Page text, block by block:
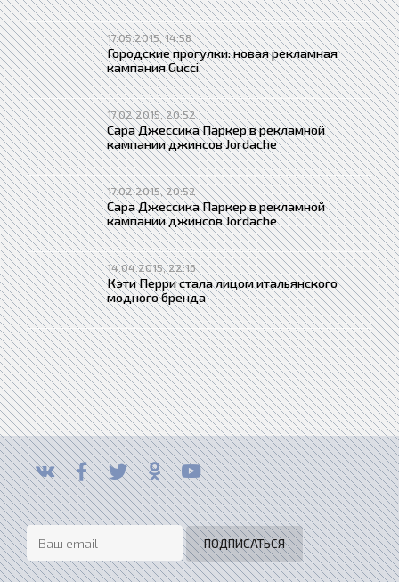
17.05.2015, 14:58
Городские прогулки: новая рекламная
кампания Gucci
17.02.2015, 20:52
Сара Джессика Паркер в рекламной
кампании джинсов Jordache
17.02.2015, 20:52
Сара Джессика Паркер в рекламной
кампании джинсов Jordache
14.04.2015, 22:16
Кэти Перри стала лицом итальянского
модного бренда